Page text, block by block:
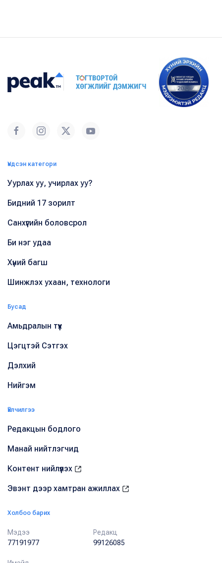
Үндсэн категори
Уурлах уу, учирлах уу?
Бидний 17 зорилт
Санхүүгийн боловсрол
Би нэг удаа
Хүний багш
Шинжлэх ухаан, технологи
Бусад
Амьдралын түүх
Цэгцтэй Сэтгэх
Дэлхий
Нийгэм
Үйлчилгээ
Редакцын бодлого
Манай нийтлэгчид
Контент нийлүүлэх
Эвэнт дээр хамтран ажиллах
Холбоо барих
Мэдээ
77191977
Редакц
99126085